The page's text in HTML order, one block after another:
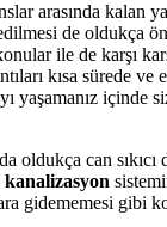
arasında kalan
de oldukça
ile de karşı
kısa sürede
yaşamanız
can sıkıcı
kanalizasyon
gidememesi gibi